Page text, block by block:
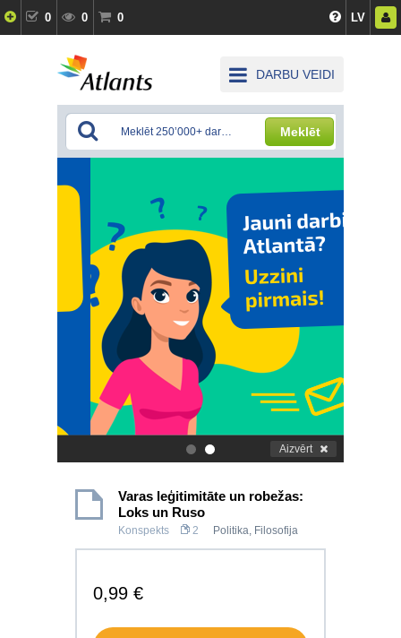
0 0 0 LV
DARBU VEIDI
Meklēt
. Aizvērt
Varas leģitimitāte un robežas:
Loks un Ruso
Konspekts 2 Politika, Filosofija
0,99 €